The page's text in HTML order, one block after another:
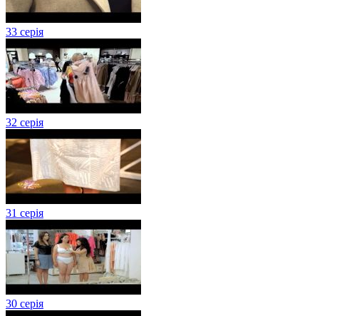
33 серія
32 серія
31 серія
30 серія